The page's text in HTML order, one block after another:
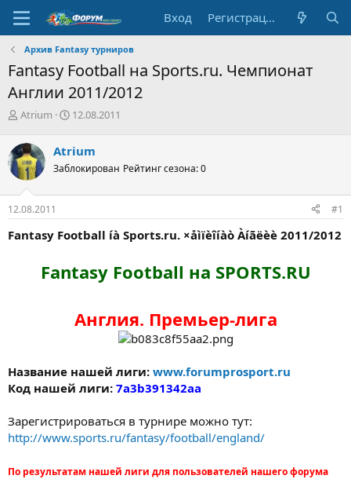
Вход Регистрация
Архив Fantasy турниров
Fantasy Football на Sports.ru. Чемпионат
Англии 2011/2012
А
т
о
р
т
е
м
Atrium
Д
а
н
ч
а
12.08.2011
Atrium
Заблокирован Рейтинг сезона: 0
12.08.2011 #1
Fantasy Football íà Sports.ru. ×åìïèîíàò Àíãëèè 2011/2012
Fantasy Football на SPORTS.RU​
Англия. Премьер-лига
Название нашей лиги: www.forumprosport.ru
Код нашей лиги: 7a3b391342aa
Зарегистрироваться в турнире можно тут:
http://www.sports.ru/fantasy/football/england/
По результатам нашей лиги для пользователей нашего форума